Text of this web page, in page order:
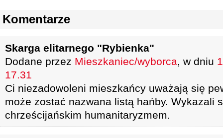
Komentarze
Skarga elitarnego "Rybienka"
Dodane przez Mieszkaniec/wyborca, w dniu
17.31
Ci niezadowoleni mieszkańcy uważają się
może zostać nazwana listą hańby. Wykazali
chrześcijańskim humanitaryzmem.